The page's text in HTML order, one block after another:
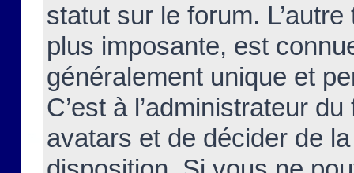
statut sur le forum.
plus imposante, est
généralement unique et
C’est à l’administrateur
avatars et de décider de